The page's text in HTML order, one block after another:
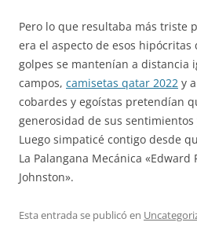
Pero lo que resultaba más triste
era el aspecto de esos hipócritas
golpes se mantenían a distancia
campos, camisetas qatar 2022 y
cobardes y egoístas pretendían
generosidad de sus
Luego simpaticé contigo desde
La Palangana Mecánica «Edward
Johnston».
Esta entrada se publicó en